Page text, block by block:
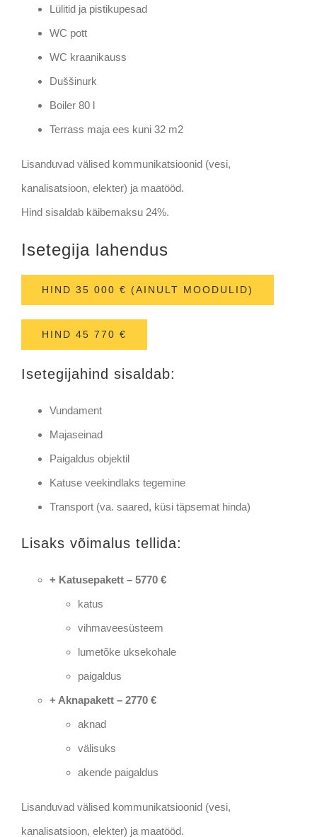
Lülitid ja pistikupesad
WC pott
WC kraanikauss
Duššinurk
Boiler 80 l
Terrass maja ees kuni 32 m2
Lisanduvad välised kommunikatsioonid (vesi,
kanalisatsioon, elekter) ja maatööd.
Hind sisaldab käibemaksu 24%.
Isetegija lahendus
HIND 35 000 € (AINULT MOODULID)
HIND 45 770 €
Isetegijahind sisaldab:
Vundament
Majaseinad
Paigaldus objektil
Katuse veekindlaks tegemine
Transport (va. saared, küsi täpsemat hinda)
Lisaks võimalus tellida:
+ Katusepakett – 5770 €
katus
vihmaveesüsteem
lumetõke uksekohale
paigaldus
+ Aknapakett – 2770 €
aknad
välisuks
akende paigaldus
Lisanduvad välised kommunikatsioonid (vesi,
kanalisatsioon, elekter) ja maatööd.